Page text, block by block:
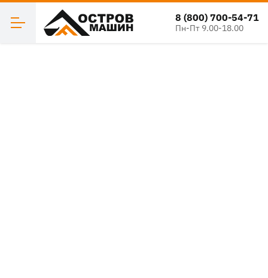
8 (800) 700-54-71
Пн-Пт 9.00-18.00